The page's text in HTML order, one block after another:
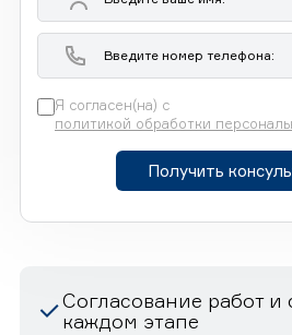
Я согласен(на) с
политикой обработки
Получить
Согласование работ и
каждом этапе